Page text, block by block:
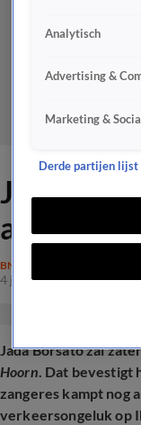
Jada
afzeggen
BN'ERS
4 juni 2026, 14:18
Jada Borsato zal
Hoorn. Dat bevestigt
zangeres kampt nog
verkeersongeluk op
Analytisch
Advertising &
Marketing &
Derde partijen lijst